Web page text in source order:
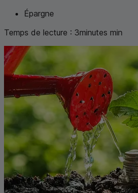
Épargne
Temps de lecture : 3minutes min